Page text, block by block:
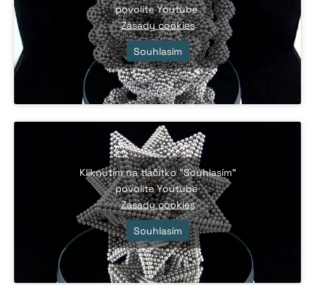
povolíte Youtube
Zásady cookies
Souhlasím
Kliknutím na tlačítko "Souhlasím"
povolíte Youtube
Zásady cookies
Souhlasím